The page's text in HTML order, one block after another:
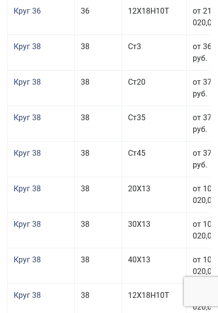
Круг 36 36 12Х18Н10Т
от 210
020,00
Круг 38 38 Ст3
от 36
руб.
Круг 38 38 Ст20
от 37
руб.
Круг 38 38 Ст35
от 37
руб.
Круг 38 38 Ст45
от 37
руб.
Круг 38 38 20Х13
от 101
020,00
Круг 38 38 30Х13
от 101
020,00
Круг 38 38 40Х13
от 101
020,00
Круг 38 38 12Х18Н10Т
020,00